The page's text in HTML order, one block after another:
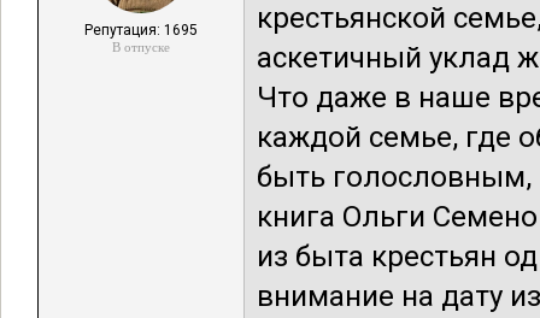
Репутация: 1695
В отпуске
крестьянской
аскетичный уклад
Что даже в наше
каждой семье, где
быть голословным,
книга Ольги
из быта крестьян
внимание на дату